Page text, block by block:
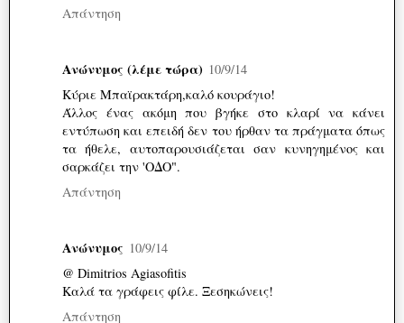
Απάντηση
Ανώνυμος (λέμε τώρα) 10/9/14
Κύριε Μπαϊρακτάρη,καλό κουράγιο!
Άλλος ένας ακόμη που βγήκε στο κλαρί να κάνει
εντύπωση και επειδή δεν του ήρθαν τα πράγματα όπως
τα ήθελε, αυτοπαρουσιάζεται σαν κυνηγημένος και
σαρκάζει την 'ΟΔΟ".
Απάντηση
Ανώνυμος 10/9/14
@ Dimitrios Agiasofitis
Καλά τα γράφεις φίλε. Ξεσηκώνεις!
Απάντηση